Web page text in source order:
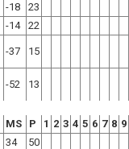
-18
23
-14
22
-37 15
-52
13
MS P 1 2 3 4 5 6 7 8 9
34
50